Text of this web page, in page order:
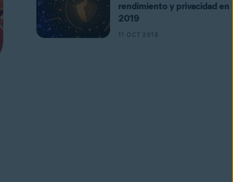
rendimiento y privacidad en
2019
11 OCT 2018